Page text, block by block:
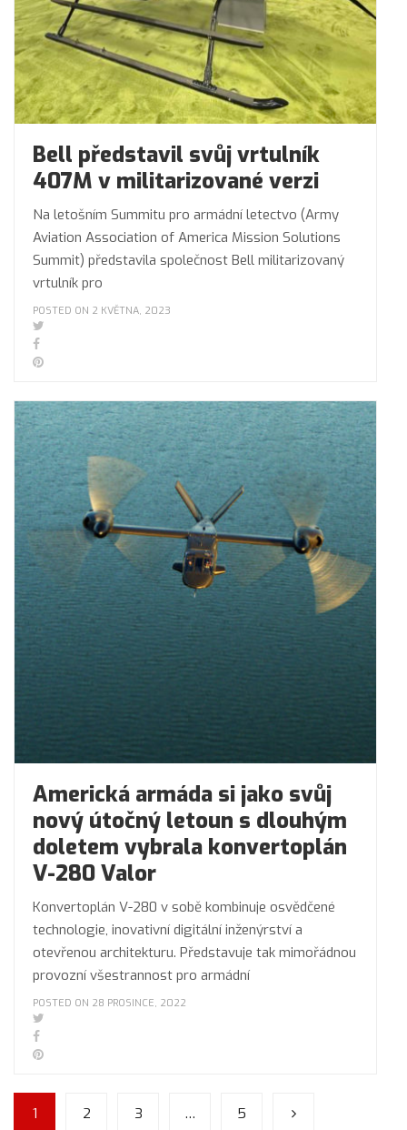
Bell představil svůj vrtulník
407M v militarizované verzi
Na letošním Summitu pro armádní letectvo (Army
Aviation Association of America Mission Solutions
Summit) představila společnost Bell militarizovaný
vrtulník pro
POSTED ON 2 KVĚTNA, 2023
Americká armáda si jako svůj
nový útočný letoun s dlouhým
doletem vybrala konvertoplán
V-280 Valor
Konvertoplán V-280 v sobě kombinuje osvědčené
technologie, inovativní digitální inženýrství a
otevřenou architekturu. Představuje tak mimořádnou
provozní všestrannost pro armádní
POSTED ON 28 PROSINCE, 2022
1 2 3 … 5